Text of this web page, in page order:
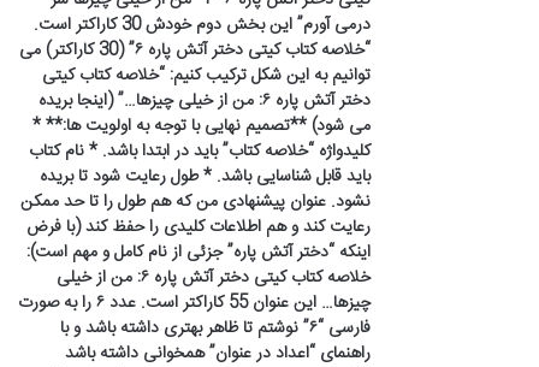
درمی آورم” این بخش دوم خودش 30 کاراکتر است.
“خلاصه کتاب کیتی دختر آتش پاره ۶” (30 کاراکتر) می
توانیم به این شکل ترکیب کنیم: “خلاصه کتاب کیتی
دختر آتش پاره ۶: من از خیلی چیزها…” (اینجا بریده
می شود) **تصمیم نهایی با توجه به اولویت ها:** *
کلیدواژه “خلاصه کتاب” باید در ابتدا باشد. * نام کتاب
باید قابل شناسایی باشد. * طول رعایت شود تا بریده
نشود. عنوان پیشنهادی من که هم طول را تا حد ممکن
رعایت کند و هم اطلاعات کلیدی را حفظ کند (با فرض
اینکه “دختر آتش پاره” جزئی از نام کامل و مهم است):
خلاصه کتاب کیتی دختر آتش پاره ۶: من از خیلی
چیزها… این عنوان 55 کاراکتر است. عدد ۶ را به صورت
فارسی “۶” نوشتم تا ظاهر بهتری داشته باشد و با
راهنمای “اعداد در عنوان” همخوانی داشته باشد